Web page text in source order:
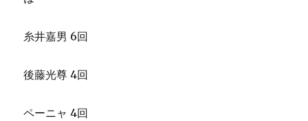
糸井嘉男 6回
後藤光尊 4回
ペーニャ 4回